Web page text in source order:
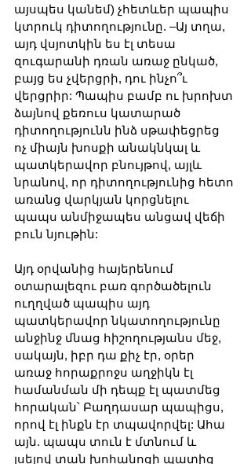
այսպես կանեմ) չհետևեր պապիս
կտրուկ դիտողությունը. –Այ տղա,
այդ վսյոտկին ես էլ տեսա
զուգարանի դռան առաջ ընկած,
բայց ես չվերցրի, դու ինչո՞ւ
վերցրիր: Պապիս բամբ ու խրոխտ
ձայնով քեռուս կատարած
դիտողությունն ինձ սթափեցրեց
ոչ միայն խոսքի անակնկալ և
պատկերավոր բնույթով, այլև
նրանով, որ դիտողությունից հետո
առանց վարկյան կորցնելու
պապս անմիջապես անցավ վեճի
բուն նյութին:
Այդ օրվանից հայերենում
օտարալեզու բառ գործածելուն
ուղղված պապիս այդ
պատկերավոր նկատողությունը
անջինջ մնաց հիշողությանս մեջ,
սակայն, իբր դա քիչ էր, օրեր
առաջ հորաքրոջս աղջիկն էլ
համանման մի դեպք էլ պատմեց
հորական՝ Բաղդասար պապիցս,
որով էլ ինքն էր տպավորվել: Ահա
այն. պապս տուն է մտնում և
լսելով տան խոհանոցի պատից